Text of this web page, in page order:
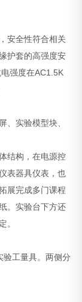
安全性符合相关
护套的高强度安
强度在AC1.5K
、实验模型块、
结构，在电源控
表器具仪表，也
展完成多门课程
。实验台下方还
。
验工量具。两侧分